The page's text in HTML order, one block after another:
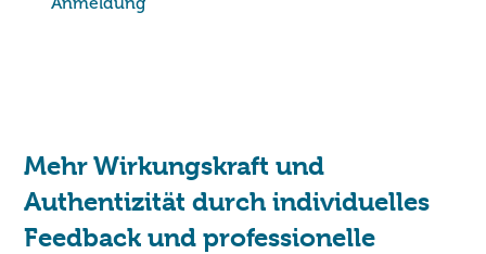
Mehr Wirkungskraft und
Authentizität durch individuelles
Feedback und professionelle